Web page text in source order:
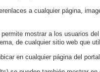
a cualquier página,
mostrar a los usuarios
de cualquier sitio web que
en cualquier página del